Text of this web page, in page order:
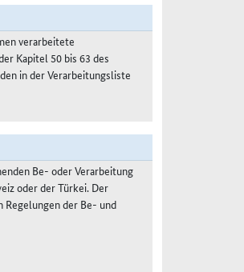
verarbeitete
Kapitel 50 bis 63 des
in der Verarbeitungsliste
Be- oder Verarbeitung
oder der Türkei. Der
der Be- und